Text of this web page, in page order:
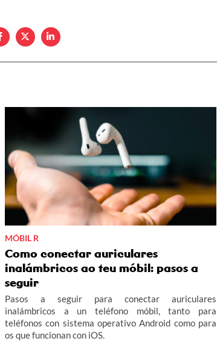
MÓBIL R
Como conectar auriculares
inalámbricos ao teu móbil: pasos a
seguir
Pasos a seguir para conectar auriculares
inalámbricos a un teléfono móbil, tanto para
teléfonos con sistema operativo Android como para
os que funcionan con iOS.